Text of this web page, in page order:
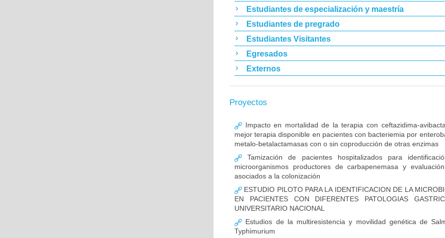
Estudiantes de especialización y maestría
Estudiantes de pregrado
Estudiantes Visitantes
Egresados
Externos
Proyectos
Impacto en mortalidad de la terapia con ceftazidima-
mejor terapia disponible en pacientes con bacteriemia por
metalo-betalactamasas con o sin coproducción de otras enzimas
Tamización de pacientes hospitalizados para
microorganismos productores de carbapenemasa y
asociados a la colonización
ESTUDIO PILOTO PARA LA IDENTIFICACION DE LA
EN PACIENTES CON DIFERENTES PATOLOGIAS
UNIVERSITARIO NACIONAL
Estudios de la multiresistencia y movilidad genética de
Typhimurium